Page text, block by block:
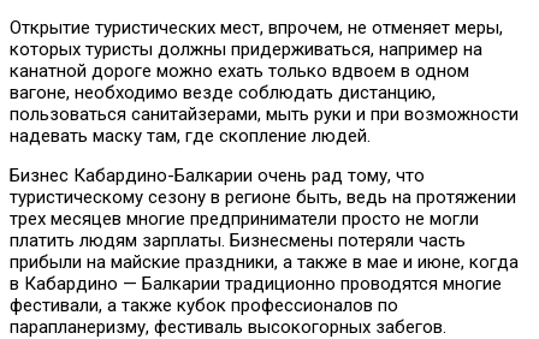
Открытие туристических мест, впрочем, не отменяет меры,
которых туристы должны придерживаться, например на
канатной дороге можно ехать только вдвоем в одном
вагоне, необходимо везде соблюдать дистанцию,
пользоваться санитайзерами, мыть руки и при возможности
надевать маску там, где скопление людей.
Бизнес Кабардино-Балкарии очень рад тому, что
туристическому сезону в регионе быть, ведь на протяжении
трех месяцев многие предприниматели просто не могли
платить людям зарплаты. Бизнесмены потеряли часть
прибыли на майские праздники, а также в мае и июне, когда
в Кабардино — Балкарии традиционно проводятся многие
фестивали, а также кубок профессионалов по
парапланеризму, фестиваль высокогорных забегов.